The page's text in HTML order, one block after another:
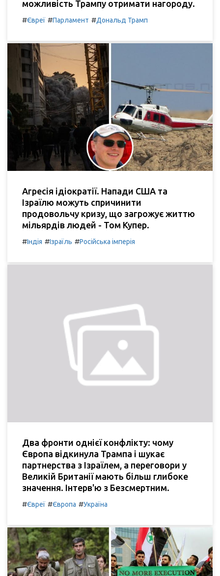
можливість Трампу отримати нагороду.
#Євреї #Парламент #Дональд Трамп
Агресія ідіократії. Напади США та
Ізраїлю можуть спричинити
продовольчу кризу, що загрожує життю
мільярдів людей - Том Купер.
#Індія #Ізраїль #Російська імперія
Два фронти однієї конфлікту: чому
Європа відкинула Трампа і шукає
партнерства з Ізраїлем, а переговори у
Великій Британії мають більш глибоке
значення. Інтерв'ю з Безсмертним.
#Євреї #Європа #Україна